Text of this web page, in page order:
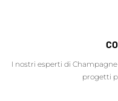
I nostri esperti di
progetti